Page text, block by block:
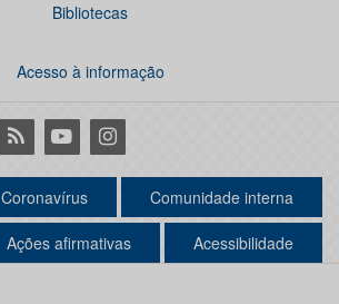
Bibliotecas
Acesso à informação
RSS YoutubeInstagram
Coronavírus Comunidade interna
Ações afirmativas Acessibilidade